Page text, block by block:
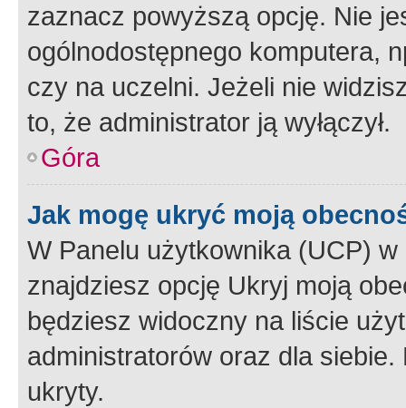
zaznacz powyższą opcję. Nie
ogólnodostępnego komputera,
czy na uczelni. Jeżeli nie
to, że administrator ją wyłączył.
Góra
Jak mogę ukryć moją
W Panelu użytkownika (UCP) w
znajdziesz opcję Ukryj moją
będziesz widoczny na liście
administratorów oraz dla
ukryty.